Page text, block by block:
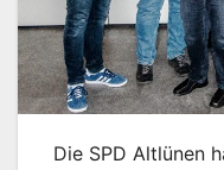
Die SPD Altlünen